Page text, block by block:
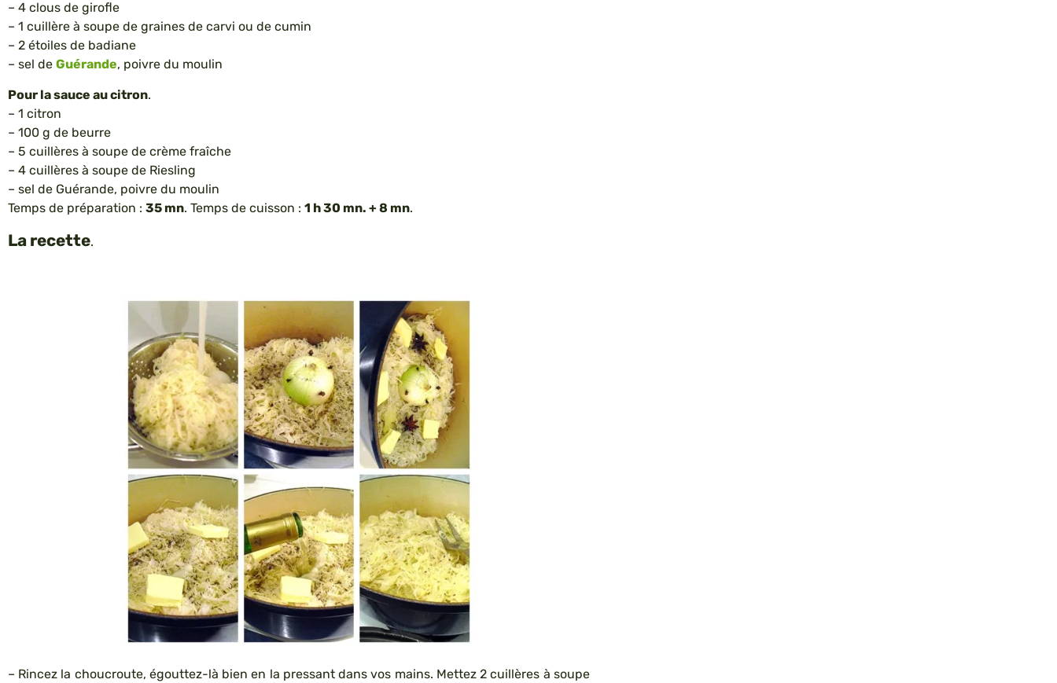
– 4 clous de girofle
– 1 cuillère à soupe de graines de carvi ou de cumin
– 2 étoiles de badiane
– sel de Guérande, poivre du moulin
Pour la sauce au citron.
– 1 citron
– 100 g de beurre
– 5 cuillères à soupe de crème fraîche
– 4 cuillères à soupe de Riesling
– sel de Guérande, poivre du moulin
Temps de préparation : 35 mn. Temps de cuisson : 1 h 30 mn. + 8 mn.
La recette.
– Rincez la choucroute, égouttez-là bien en la pressant dans vos mains. Mettez 2 cuillères à soupe